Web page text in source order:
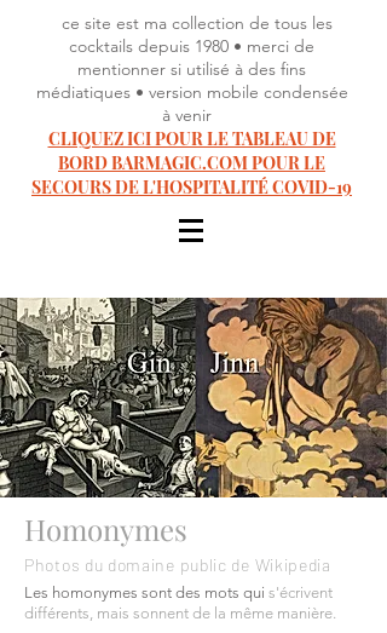
ce site est ma collection de tous les
cocktails depuis 1980 • merci de
mentionner si utilisé à des fins
médiatiques • version mobile condensée
à venir
CLIQUEZ ICI POUR LE TABLEAU DE
BORD BARMAGIC.COM POUR LE
SECOURS DE L'HOSPITALITÉ COVID-19
Homonymes
Photos du domaine public de Wikipedia
Les homonymes sont des mots qui s'écrivent
différents, mais sonnent de la même manière.